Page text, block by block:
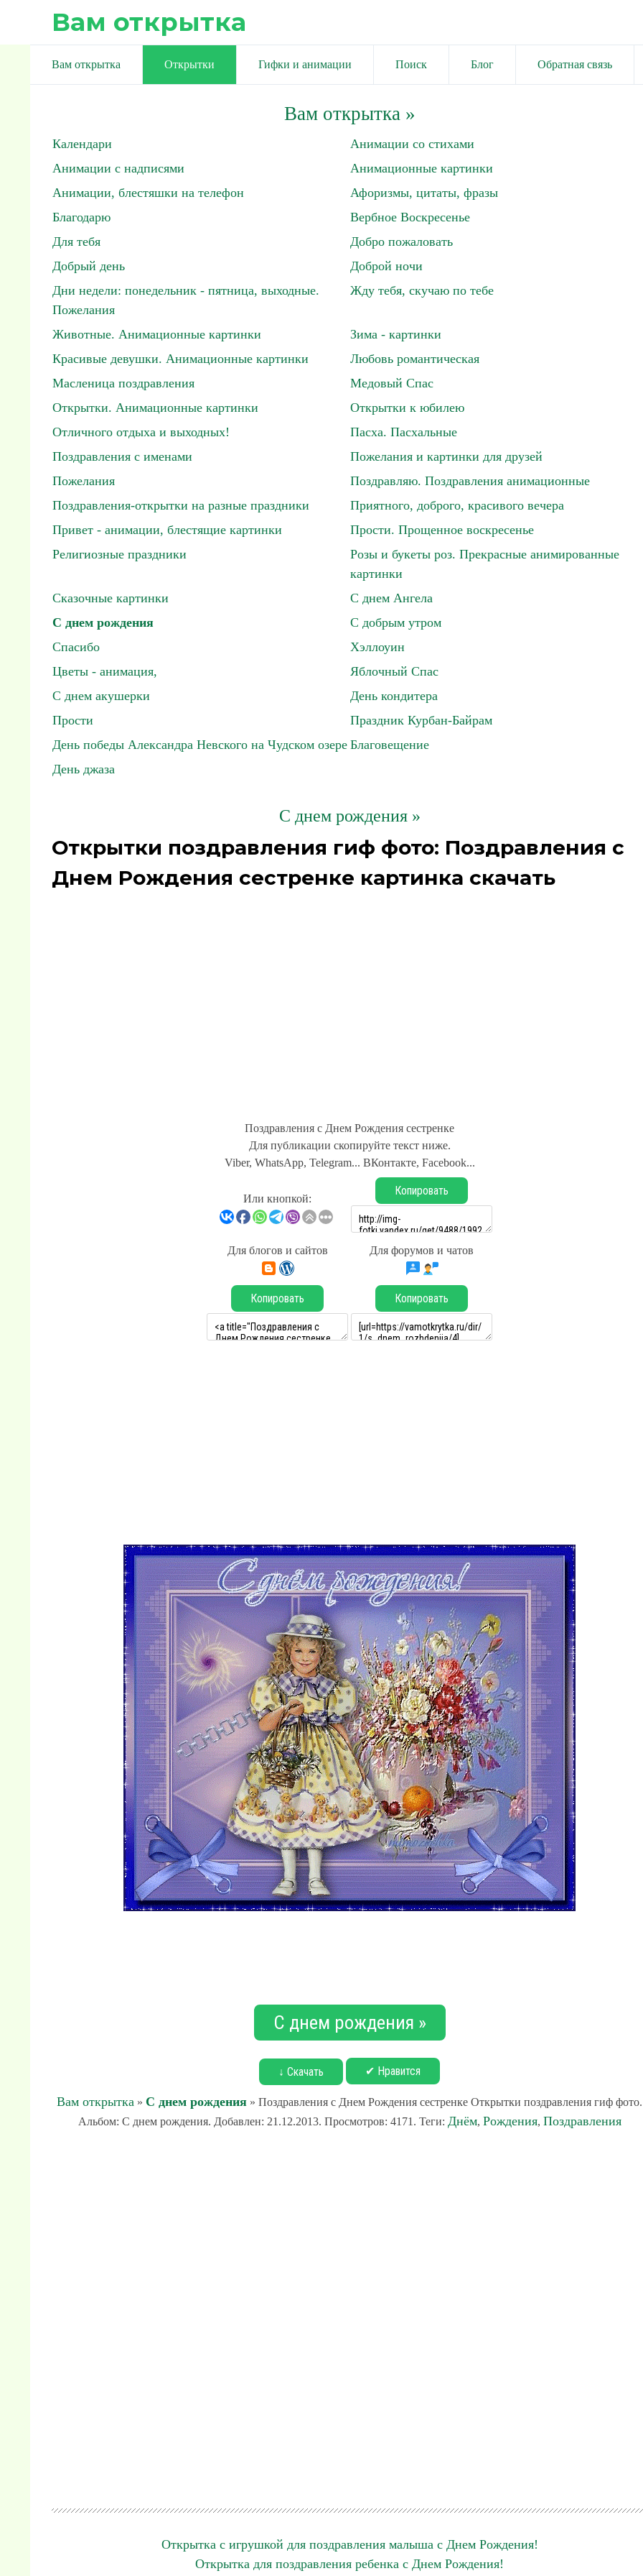
Вам открытка
Вам открытка Открытки Гифки и анимации Поиск Блог Обратная связь
Вам открытка»
Календари
Анимации со стихами
Анимации с надписями
Анимационные картинки
Анимации, блестяшки на телефон
Афоризмы, цитаты, фразы
Благодарю
Вербное Воскресенье
Для тебя
Добро пожаловать
Добрый день
Доброй ночи
Дни недели: понедельник - пятница, выходные.
Пожелания
Жду тебя, скучаю по тебе
Животные. Анимационные картинки
Зима - картинки
Красивые девушки. Анимационные картинки
Любовь романтическая
Масленица поздравления
Медовый Спас
Открытки. Анимационные картинки
Открытки к юбилею
Отличного отдыха и выходных!
Пасха. Пасхальные
Поздравления с именами
Пожелания и картинки для друзей
Пожелания
Поздравляю. Поздравления анимационные
Поздравления-открытки на разные праздники
Приятного, доброго, красивого вечера
Привет - анимации, блестящие картинки
Прости. Прощенное воскресенье
Религиозные праздники
Розы и букеты роз. Прекрасные анимированные
картинки
Сказочные картинки
С днем Ангела
С днем рождения
С добрым утром
Спасибо
Хэллоуин
Цветы - анимация,
Яблочный Спас
С днем акушерки
День кондитера
Прости
Праздник Курбан-Байрам
День победы Александра Невского на Чудском озере Благовещение
День джаза
С днем рождения »
Открытки поздравления гиф фото: Поздравления с
Днем Рождения сестренке картинка скачать
Поздравления с Днем Рождения сестренке
Для публикации скопируйте текст ниже.
Viber, WhatsApp, Telegram... ВКонтакте, Facebook...
Или кнопкой:
Копировать
Для блогов и сайтов Для форумов и чатов
Копировать Копировать
С днем рождения »
↓ Скачать ✔ Нравится
Вам открытка » С днем рождения » Поздравления с Днем Рождения сестренке Открытки поздравления гиф фото.
Альбом: С днем рождения. Добавлен: 21.12.2013. Просмотров: 4171. Теги: Днём, Рождения, Поздравления
Открытка с игрушкой для поздравления малыша с Днем Рождения!
Открытка для поздравления ребенка с Днем Рождения!